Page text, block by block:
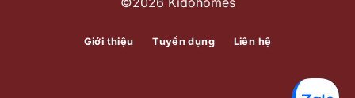
Giới thiệu Tuyển dụng Liên hệ